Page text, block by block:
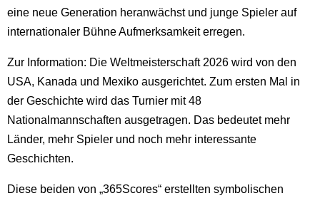
eine neue Generation heranwächst und junge Spieler auf
internationaler Bühne Aufmerksamkeit erregen.
Zur Information: Die Weltmeisterschaft 2026 wird von den
USA, Kanada und Mexiko ausgerichtet. Zum ersten Mal in
der Geschichte wird das Turnier mit 48
Nationalmannschaften ausgetragen. Das bedeutet mehr
Länder, mehr Spieler und noch mehr interessante
Geschichten.
Diese beiden von „365Scores“ erstellten symbolischen